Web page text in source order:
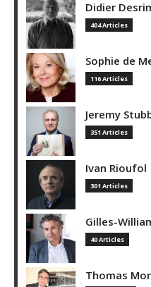
Didier
404 Articles
Sophie de
116 Articles
Jeremy
351 Articles
Ivan Rioufol
301 Articles
Gilles-
40 Articles
Thomas